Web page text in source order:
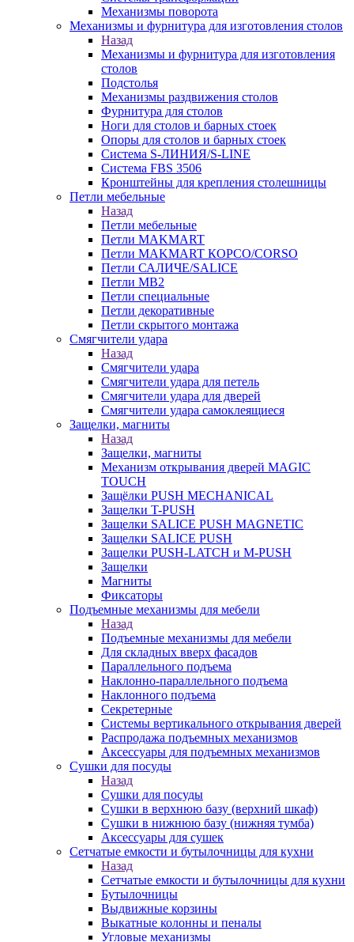
Механизмы поворота
Механизмы и фурнитура для изготовления столов
Назад
Механизмы и фурнитура для изготовления
столов
Подстолья
Механизмы раздвижения столов
Фурнитура для столов
Ноги для столов и барных стоек
Опоры для столов и барных стоек
Система S-ЛИНИЯ/S-LINE
Система FBS 3506
Кронштейны для крепления столешницы
Петли мебельные
Назад
Петли мебельные
Петли MAKMART
Петли MAKMART КОРСО/CORSO
Петли САЛИЧЕ/SALICE
Петли MB2
Петли специальные
Петли декоративные
Петли скрытого монтажа
Смягчители удара
Назад
Смягчители удара
Смягчители удара для петель
Смягчители удара для дверей
Cмягчители удара самоклеящиеся
Защелки, магниты
Назад
Защелки, магниты
Механизм открывания дверей MAGIC
TOUCH
Защёлки PUSH MECHANICAL
Защелки T-PUSH
Защелки SALICE PUSH MAGNETIC
Защелки SALICE PUSH
Защелки PUSH-LATCH и M-PUSH
Защелки
Магниты
Фиксаторы
Подъемные механизмы для мебели
Назад
Подъемные механизмы для мебели
Для складных вверх фасадов
Параллельного подъема
Наклонно-параллельного подъема
Наклонного подъема
Секретерные
Системы вертикального открывания дверей
Распродажа подъемных механизмов
Аксессуары для подъемных механизмов
Сушки для посуды
Назад
Сушки для посуды
Сушки в верхнюю базу (верхний шкаф)
Сушки в нижнюю базу (нижняя тумба)
Аксессуары для сушек
Сетчатые емкости и бутылочницы для кухни
Назад
Сетчатые емкости и бутылочницы для кухни
Бутылочницы
Выдвижные корзины
Выкатные колонны и пеналы
Угловые механизмы